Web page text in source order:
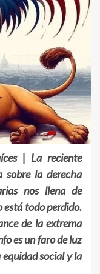
| La reciente
sobre la derecha
nos llena de
está todo perdido.
de la extrema
es un faro de luz
social y la